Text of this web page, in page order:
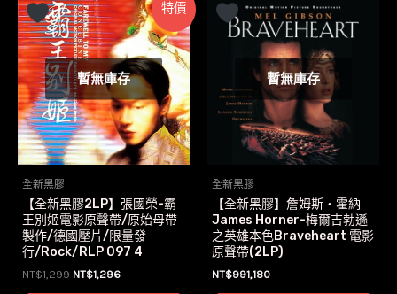
特價
暫無庫存
全新黑膠
【全新黑膠2LP】張國榮-霸
王別姬電影原聲帶/原始母帶
製作/德國壓片/限量發
行/Rock/RLP 097 4
NT$1,299 原
NT$1,296目
暫無庫存
全新黑膠
【全新黑膠】詹姆斯‧霍納
James Horner-梅爾吉勃遜
之英雄本色Braveheart 電影
原聲帶(2LP)
NT$991,180